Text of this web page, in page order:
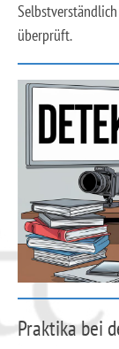
überprüft.
Praktika bei